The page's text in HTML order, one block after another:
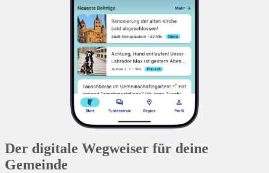
Der digitale Wegweiser für deine
Gemeinde